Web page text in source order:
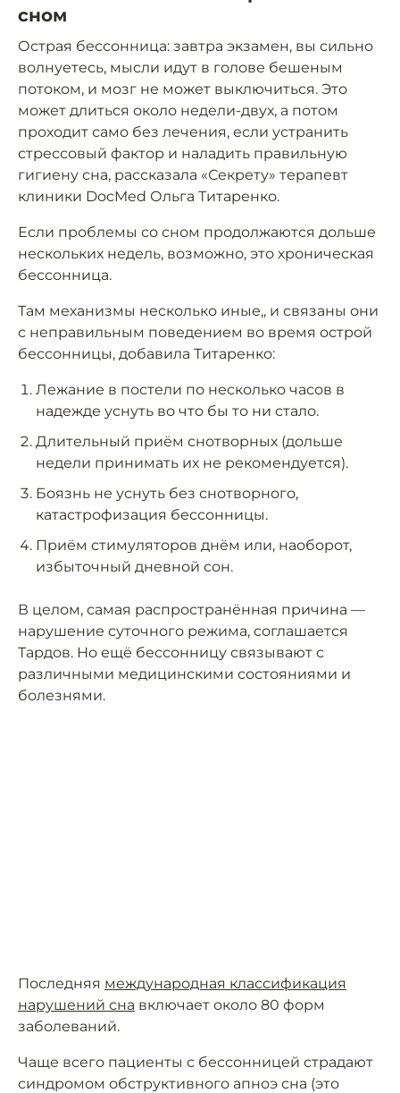
сном
Острая бессонница: завтра экзамен, вы сильно
волнуетесь, мысли идут в голове бешеным
потоком, и мозг не может выключиться. Это
может длиться около недели-двух, а потом
проходит само без лечения, если устранить
стрессовый фактор и наладить правильную
гигиену сна, рассказала «Секрету» терапевт
клиники DocMed Ольга Титаренко.
Если проблемы со сном продолжаются дольше
нескольких недель, возможно, это хроническая
бессонница.
Там механизмы несколько иные,, и связаны они
с неправильным поведением во время острой
бессонницы, добавила Титаренко:
Лежание в постели по несколько часов в
надежде уснуть во что бы то ни стало.
Длительный приём снотворных (дольше
недели принимать их не рекомендуется).
Боязнь не уснуть без снотворного,
катастрофизация бессонницы.
Приём стимуляторов днём или, наоборот,
избыточный дневной сон.
В целом, самая распространённая причина —
нарушение суточного режима, соглашается
Тардов. Но ещё бессонницу связывают с
различными медицинскими состояниями и
болезнями.
Последняя международная классификация
нарушений сна включает около 80 форм
заболеваний.
Чаще всего пациенты с бессонницей страдают
синдромом обструктивного апноэ сна (это